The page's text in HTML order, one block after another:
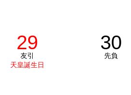
29
友引
天皇誕生日
30
先負